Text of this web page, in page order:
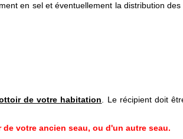
en sel et éventuellement la distribution des
de votre habitation . Le récipient doit
votre ancien seau, ou d'un autre seau.